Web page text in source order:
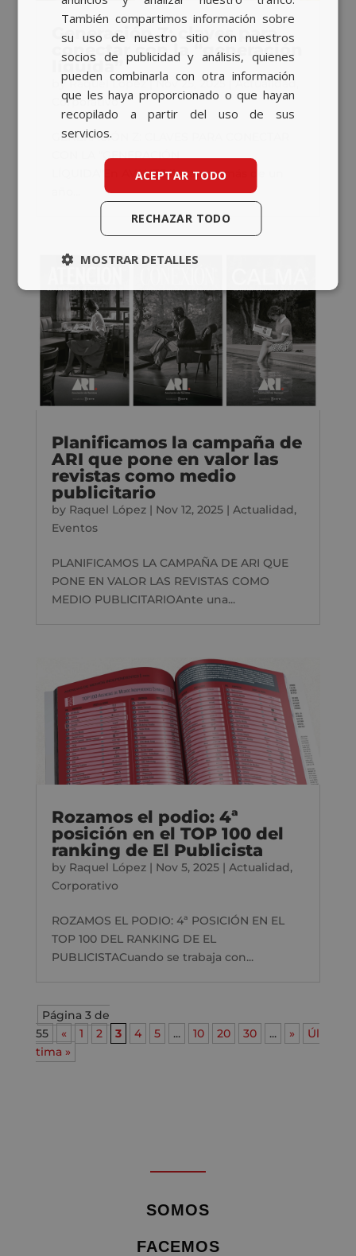
Generación Z: claves para
conectar con la “generación
líquida”
byRaquel López|Nov 25, 2025 |Actualidad
Corporativo
GENERACIÓN Z: CLAVES PARA CONECTAR
CON LA "GENERACIÓN
LÍQUIDA"En AVANTE llevamos más de un
Planificamos la campaña de
ARI que pone en valor las
revistas como medio
publicitario
by Raquel López| Nov 12, 2025| Actualidad,
Eventos
PLANIFICAMOS LA CAMPAÑA DE ARI QUE
PONE EN VALOR LAS REVISTAS COMO
MEDIO PUBLICITARIOAnte una...
Rozamos el podio: 4ª
posición en el TOP 100 del
ranking de El Publicista
by Raquel López| Nov 5, 2025| Actualidad,
Corporativo
ROZAMOS EL PODIO: 4ª POSICIÓN EN EL
TOP 100 DEL RANKING DE EL
PUBLICISTACuando se trabaja con...
Página 3 de
55
« 1 2 3 4 5 ... 10 20 30 ... »
Úl
tima »
SOMOS
FACEMOS
También compartimos información sobre
su uso de nuestro sitio con nuestros
socios de publicidad y análisis, quienes
pueden combinarla con otra información
que les haya proporcionado o que hayan
recopilado a partir del uso de sus
servicios.
ACEPTAR TODO
RECHAZAR TODO
MOSTRAR DETALLES